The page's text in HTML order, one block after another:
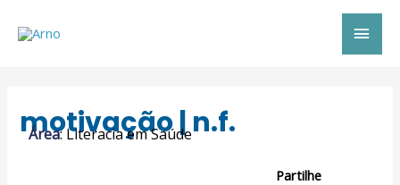
motivação | n.f.
Área: Literacia em Saúde
Partilhe